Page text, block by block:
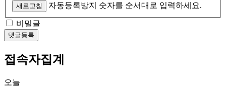
새로고침 자동등록방지 숫자를 순서대로 입력하세요.
비밀글
댓글등록
접속자집계
오늘